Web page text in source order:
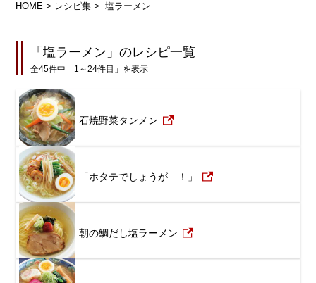
HOME > レシピ集 > 塩ラーメン
「塩ラーメン」のレシピ一覧
全45件中「1～24件目」を表示
石焼野菜タンメン
「ホタテでしょうが…！」
朝の鯛だし塩ラーメン